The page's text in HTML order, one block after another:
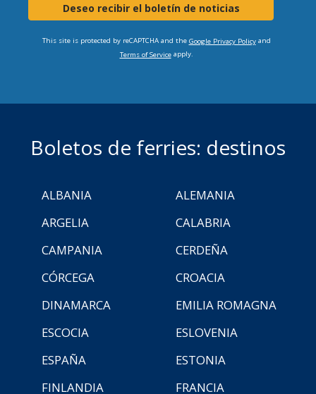
Deseo recibir el boletín de noticias
This site is protected by reCAPTCHA and the Google Privacy Policyand
Terms of Serviceapply.
Boletos de ferries: destinos
ALBANIA
ALEMANIA
ARGELIA
CALABRIA
CAMPANIA
CERDEÑA
CÓRCEGA
CROACIA
DINAMARCA
EMILIA ROMAGNA
ESCOCIA
ESLOVENIA
ESPAÑA
ESTONIA
FINLANDIA
FRANCIA